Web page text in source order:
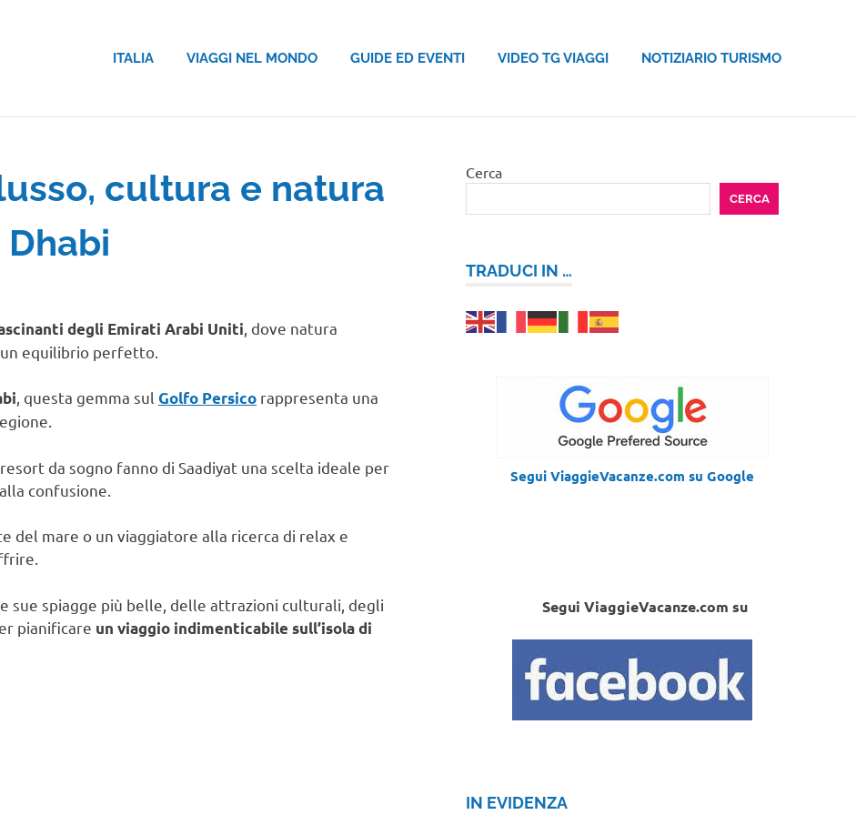
ITALIA VIAGGI NEL MONDO GUIDE ED EVENTI VIDEO TG VIAGGI NOTIZIARIO TURISMO
cultura e natura
MONDO
degli Emirati Arabi Uniti , dove natura
equilibrio perfetto.
, questa gemma sul Golfo Persico rappresenta una
da sogno fanno di Saadiyat una scelta ideale per
confusione.
del mare o un viaggiatore alla ricerca di relax e
sue spiagge più belle, delle attrazioni culturali, degli
pianificare un viaggio indimenticabile sull’isola di
Cerca
CERCA
TRADUCI IN …
Segui ViaggieVacanze.com su Google
Segui ViaggieVacanze.com su
IN EVIDENZA